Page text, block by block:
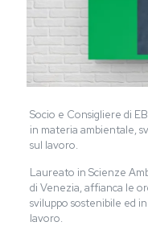
Socio e Consigliere di
in materia ambientale,
sul lavoro.
Laureato in Scienze
di Venezia, affianca le
sviluppo sostenibile ed
lavoro.